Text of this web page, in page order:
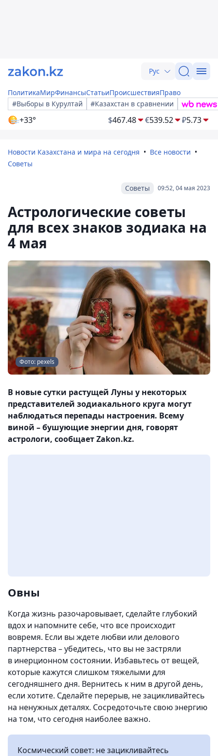
Рус
ПолитикаМирФинансыСтатьиПроисшествияПраво
#Выборы в Курултай
#Казахстан в сравнении
+33° $467.48 €539.52 ₽5.73
Новости Казахстана и мира на сегодня
Все новости
Советы
09:52, 04 мая 2023
Советы
Астрологические советы
для всех знаков зодиака на
4 мая
Фото: pexels
В новые сутки растущей Луны у некоторых
представителей зодиакального круга могут
наблюдаться перепады настроения. Всему
виной – бушующие энергии дня, говорят
астрологи, сообщает Zakon.kz.
Овны
Когда жизнь разочаровывает, сделайте глубокий
вдох и напомните себе, что все происходит
вовремя. Если вы ждете любви или делового
партнерства – убедитесь, что вы не застряли
в инерционном состоянии. Избавьтесь от вещей,
которые кажутся слишком тяжелыми для
сегодняшнего дня. Вернитесь к ним в другой день,
если хотите. Сделайте перерыв, не зацикливайтесь
на ненужных деталях. Сосредоточьте свою энергию
на том, что сегодня наиболее важно.
Космический совет: не зацикливайтесь